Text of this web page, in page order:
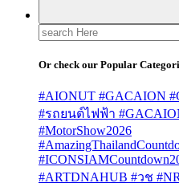
Search
for:
Or check our Popular
#AIONUT #GACAION
#รถยนต์ไฟฟ้า
#MotorShow2026
#ARTDNAHUB #วช